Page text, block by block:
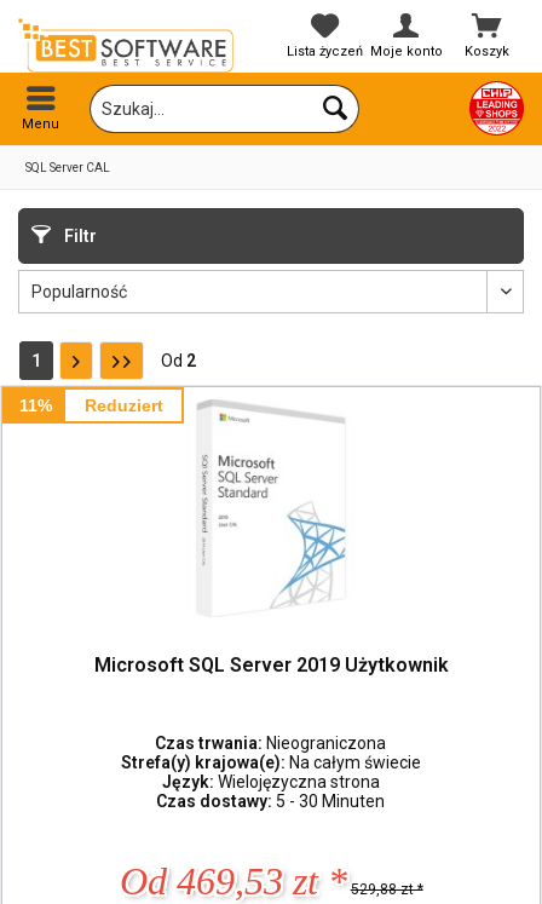
Koszyk
Lista życzeń Moje konto
Menu
SQL Server CAL
Filtr
1 Od 2
11% Reduziert
Microsoft SQL Server 2019 Użytkownik
Czas trwania: Nieograniczona
Strefa(y) krajowa(e): Na całym świecie
Język: Wielojęzyczna strona
Czas dostawy: 5 - 30 Minuten
Od 469,53 zt * 529,88 zt *